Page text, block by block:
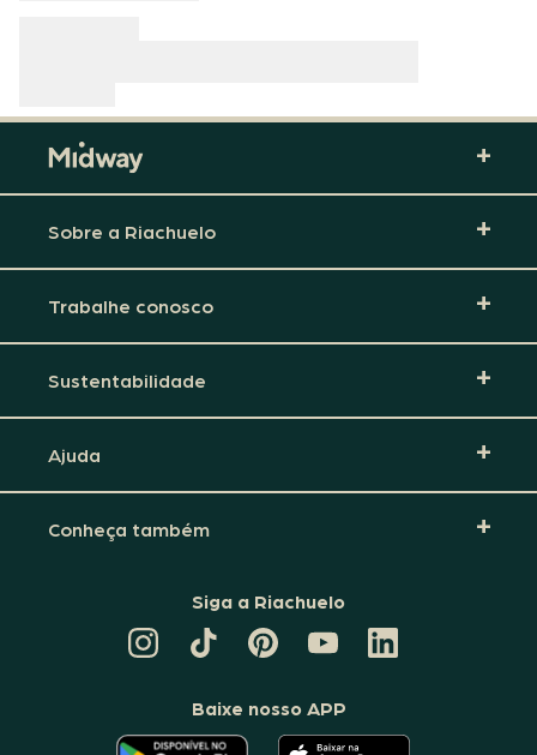
Sobre a Riachuelo
Trabalhe conosco
Sustentabilidade
Ajuda
Conheça também
Siga a Riachuelo
TIKTOK
DA
PINTEREST
DA
CANAL
DA
RIACHUELO
LINKEDIN
DA
Baixe nosso APP
O O